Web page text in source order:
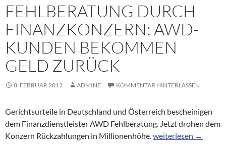
FEHLBERATUNG DURCH
FINANZKONZERN: AWD-
KUNDEN BEKOMMEN
GELD ZURÜCK
8. FEBRUAR 2012 ADMINE KOMMENTAR HINTERLASSEN
Gerichtsurteile in Deutschland und Österreich bescheinigen
dem Finanzdienstleister AWD Fehlberatung. Jetzt drohen dem
Konzern Rückzahlungen in Millionenhöhe.Fehlberatung durch
weiterlesen →